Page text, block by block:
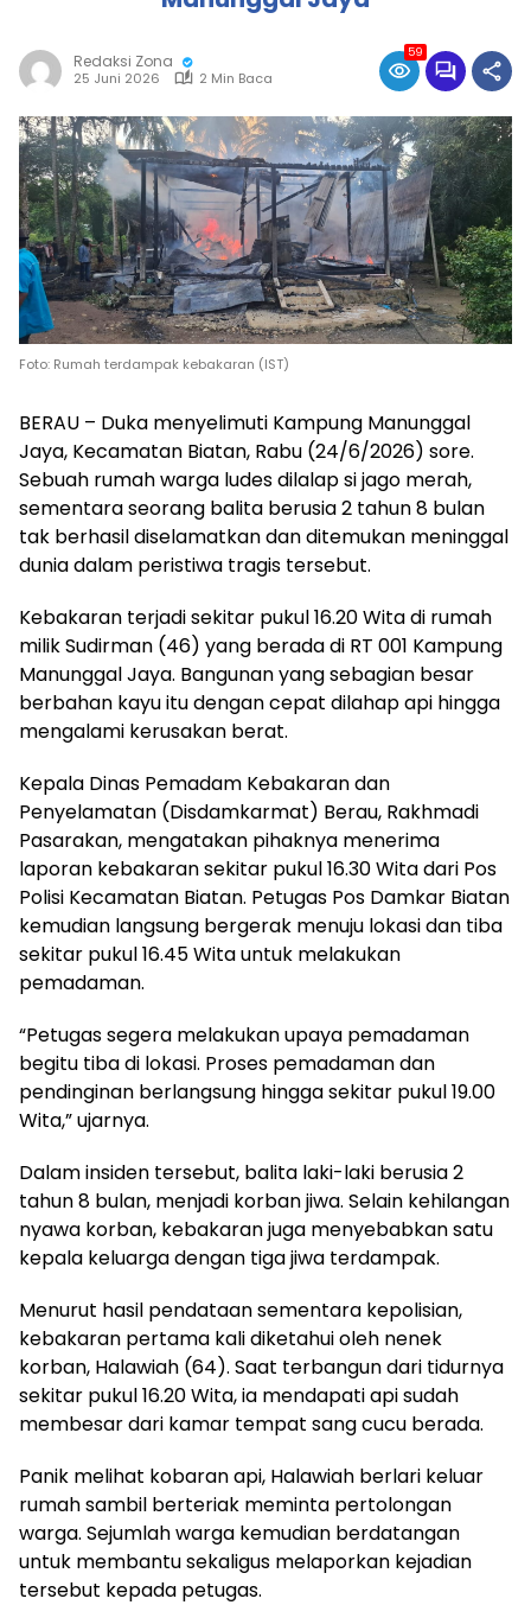
Redaksi Zona
25 Juni 2026 2 Min Baca
59
Foto: Rumah terdampak kebakaran (IST)
BERAU – Duka menyelimuti Kampung Manunggal
Jaya, Kecamatan Biatan, Rabu (24/6/2026) sore.
Sebuah rumah warga ludes dilalap si jago merah,
sementara seorang balita berusia 2 tahun 8 bulan
tak berhasil diselamatkan dan ditemukan meninggal
dunia dalam peristiwa tragis tersebut.
Kebakaran terjadi sekitar pukul 16.20 Wita di rumah
milik Sudirman (46) yang berada di RT 001 Kampung
Manunggal Jaya. Bangunan yang sebagian besar
berbahan kayu itu dengan cepat dilahap api hingga
mengalami kerusakan berat.
Kepala Dinas Pemadam Kebakaran dan
Penyelamatan (Disdamkarmat) Berau, Rakhmadi
Pasarakan, mengatakan pihaknya menerima
laporan kebakaran sekitar pukul 16.30 Wita dari Pos
Polisi Kecamatan Biatan. Petugas Pos Damkar Biatan
kemudian langsung bergerak menuju lokasi dan tiba
sekitar pukul 16.45 Wita untuk melakukan
pemadaman.
“Petugas segera melakukan upaya pemadaman
begitu tiba di lokasi. Proses pemadaman dan
pendinginan berlangsung hingga sekitar pukul 19.00
Wita,” ujarnya.
Dalam insiden tersebut, balita laki-laki berusia 2
tahun 8 bulan, menjadi korban jiwa. Selain kehilangan
nyawa korban, kebakaran juga menyebabkan satu
kepala keluarga dengan tiga jiwa terdampak.
Menurut hasil pendataan sementara kepolisian,
kebakaran pertama kali diketahui oleh nenek
korban, Halawiah (64). Saat terbangun dari tidurnya
sekitar pukul 16.20 Wita, ia mendapati api sudah
membesar dari kamar tempat sang cucu berada.
Panik melihat kobaran api, Halawiah berlari keluar
rumah sambil berteriak meminta pertolongan
warga. Sejumlah warga kemudian berdatangan
untuk membantu sekaligus melaporkan kejadian
tersebut kepada petugas.